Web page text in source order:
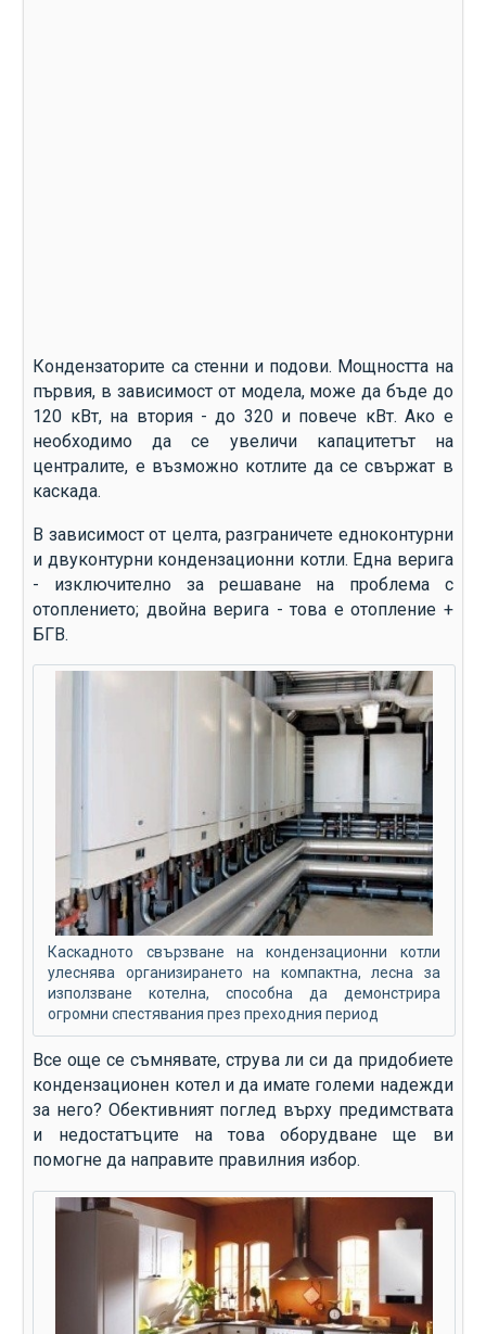
Кондензаторите са стенни и подови. Мощността на
първия, в зависимост от модела, може да бъде до
120 кВт, на втория - до 320 и повече кВт. Ако е
необходимо да се увеличи капацитетът на
централите, е възможно котлите да се свържат в
каскада.
В зависимост от целта, разграничете едноконтурни
и двуконтурни кондензационни котли. Една верига
- изключително за решаване на проблема с
отоплението; двойна верига - това е отопление +
БГВ.
Каскадното свързване на кондензационни котли
улеснява организирането на компактна, лесна за
използване котелна, способна да демонстрира
огромни спестявания през преходния период
Все още се съмнявате, струва ли си да придобиете
кондензационен котел и да имате големи надежди
за него? Обективният поглед върху предимствата
и недостатъците на това оборудване ще ви
помогне да направите правилния избор.